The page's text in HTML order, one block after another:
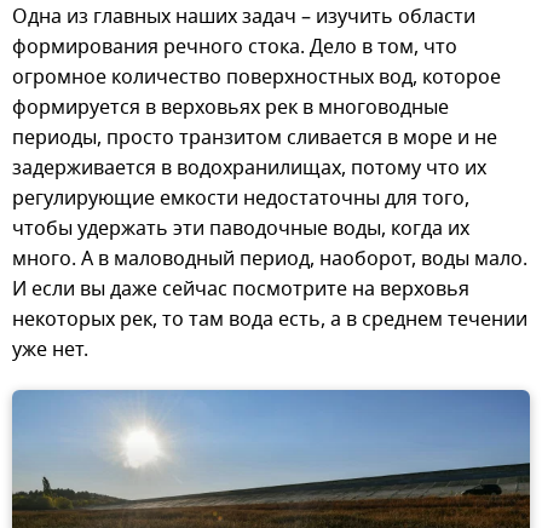
Одна из главных наших задач – изучить области
формирования речного стока. Дело в том, что
огромное количество поверхностных вод, которое
формируется в верховьях рек в многоводные
периоды, просто транзитом сливается в море и не
задерживается в водохранилищах, потому что их
регулирующие емкости недостаточны для того,
чтобы удержать эти паводочные воды, когда их
много. А в маловодный период, наоборот, воды мало.
И если вы даже сейчас посмотрите на верховья
некоторых рек, то там вода есть, а в среднем течении
уже нет.